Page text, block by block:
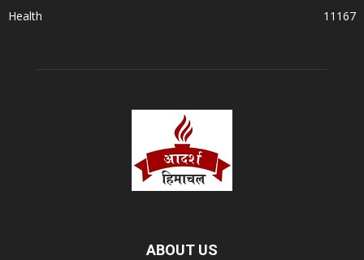
Health
11167
ABOUT US